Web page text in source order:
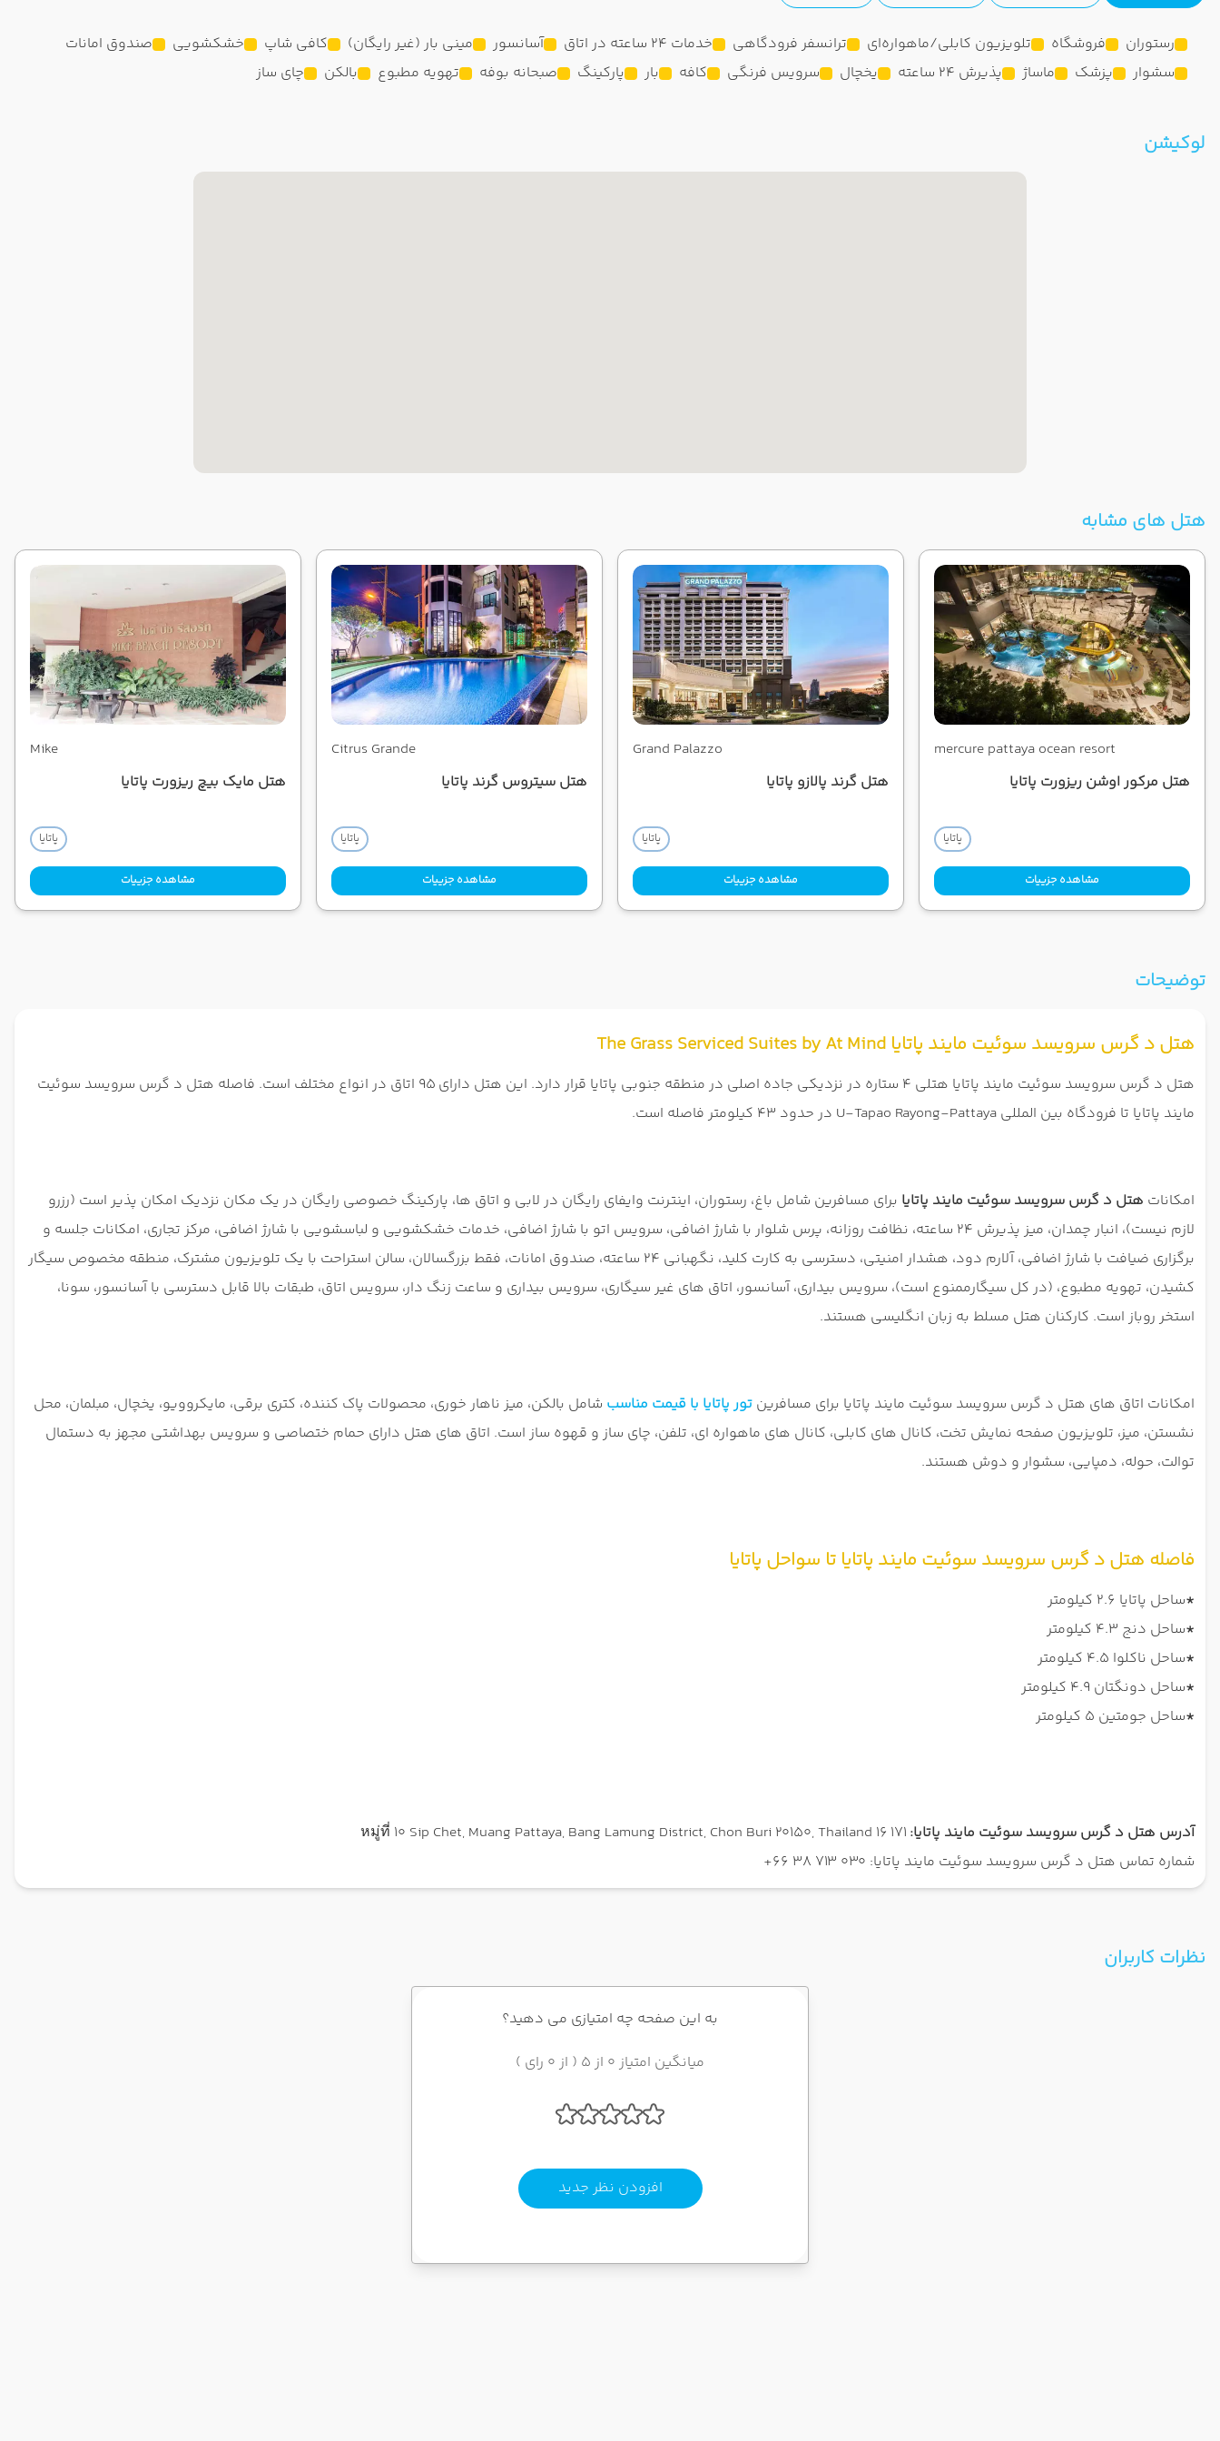
رستوران فروشگاه تلویزیون کابلی/ماهواره‌ای ترانسفر فرودگاهی خدمات 24 ساعته در اتاق آسانسور مینی بار (غیر رایگان) کافی شاپ خشکشویی
صندوق امانات
سشوار
پزشک ماساژ پذیرش 24 ساعته یخچال سرویس فرنگی کافه بار پارکینگ صبحانه بوفه تهویه مطبوع بالکن چای ساز
لوکیشن
هتل های مشابه
mercure pattaya ocean resort
هتل مرکور اوشن ریزورت پاتایا
پاتایا
مشاهده جزییات
Grand Palazzo
هتل گرند پالازو پاتایا
پاتایا
مشاهده جزییات
Citrus Grande
هتل سیتروس گرند پاتایا
پاتایا
مشاهده جزییات
Mike
هتل مایک بیچ ریزورت پاتایا
پاتایا
مشاهده جزییات
توضیحات
هتل د گرس سرویسد سوئیت مایند پاتایا The Grass Serviced Suites by At Mind
هتل د گرس سرویسد سوئیت مایند پاتایا هتلی 4 ستاره در نزدیکی جاده اصلی در منطقه جنوبی پاتایا قرار دارد. این هتل دارای 95 اتاق در انواع مختلف است. فاصله هتل د گرس سرویسد سوئیت
مایند پاتایا تا فرودگاه بین المللی U-Tapao Rayong-Pattaya در حدود 43 کیلومتر فاصله است.
امکانات هتل د گرس سرویسد سوئیت مایند پاتایا برای مسافرین شامل باغ، رستوران، اینترنت وایفای رایگان در لابی و اتاق ها، پارکینگ خصوصی رایگان در یک مکان نزدیک امکان پذیر است (رزرو
لازم نیست)، انبار چمدان، میز پذیرش 24 ساعته، نظافت روزانه، پرس شلوار با شارژ اضافی، سرویس اتو با شارژ اضافی، خدمات خشکشویی و لباسشویی با شارژ اضافی، مرکز تجاری، امکانات جلسه و
برگزاری ضیافت با شارژ اضافی، آلارم دود، هشدار امنیتی، دسترسی به کارت کلید، نگهبانی 24 ساعته، صندوق امانات، فقط بزرگسالان، سالن استراحت با یک تلویزیون مشترک، منطقه مخصوص سیگار
کشیدن، تهویه مطبوع، (در کل سیگارممنوع است)، سرویس بیداری، آسانسور، اتاق های غیر سیگاری، سرویس بیداری و ساعت زنگ دار، سرویس اتاق، طبقات بالا قابل دسترسی با آسانسور، سونا،
استخر روباز است. کارکنان هتل مسلط به زبان انگلیسی هستند.
امکانات اتاق های هتل د گرس سرویسد سوئیت مایند پاتایا برای مسافرین تور پاتایا با قیمت مناسب شامل بالکن، میز ناهار خوری، محصولات پاک کننده، کتری برقی، مایکروویو، یخچال، مبلمان، محل
نشستن، میز، تلویزیون صفحه نمایش تخت، کانال های کابلی، کانال های ماهواره ای، تلفن، چای ساز و قهوه ساز است. اتاق های هتل دارای حمام ختصاصی و سرویس بهداشتی مجهز به دستمال
توالت، حوله، دمپایی، سشوار و دوش هستند.
فاصله هتل د گرس سرویسد سوئیت مایند پاتایا تا سواحل پاتایا
*ساحل پاتایا 2.6 کیلومتر
*ساحل دنج 4.3 کیلومتر
*ساحل ناکلوا 4.5 کیلومتر
*ساحل دونگتان 4.9 کیلومتر
*ساحل جومتین 5 کیلومتر
آدرس هتل د گرس سرویسد سوئیت مایند پاتایا:
شماره تماس هتل د گرس سرویسد سوئیت مایند پاتایا: 030 713 38 66+
نظرات کاربران
به این صفحه چه امتیازی می دهید؟
میانگین امتیاز 0 از 5 ( از 0 رای )
افزودن نظر جدید